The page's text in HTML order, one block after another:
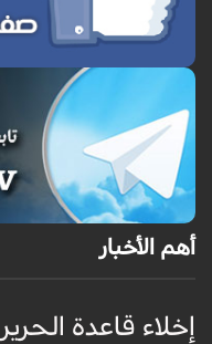
أهم الأخبار
إخلاء قاعدة